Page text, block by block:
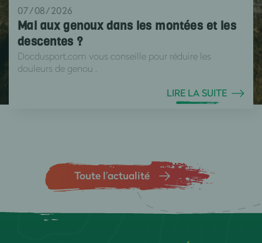
07/08/2026
Mal aux genoux dans les montées et les
descentes ?
Docdusport.com vous conseille pour réduire les
douleurs de genou .
LIRE LA SUITE
Toute l’actualité